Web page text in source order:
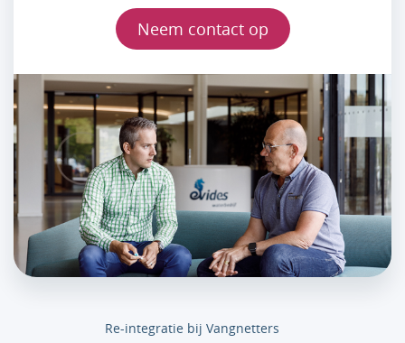
Neem contact op
Re-integratie bij Vangnetters